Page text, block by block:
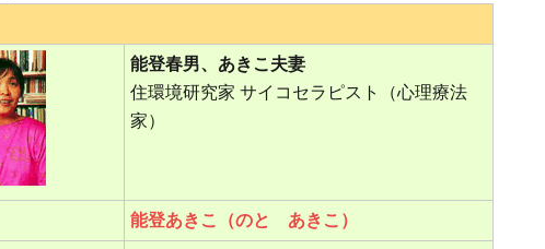
能登春男、あきこ夫妻
住環境研究家 サイコセラピスト（心理療法
家）
能登あきこ（のと あきこ）